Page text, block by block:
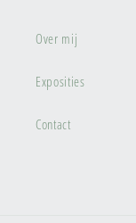
Over mij
Exposities
Contact